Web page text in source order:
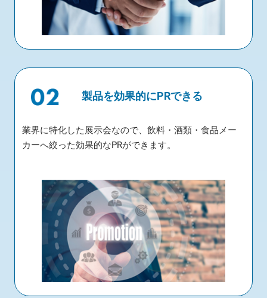
製品を効果的にPRできる
業界に特化した展示会なので、飲料・酒類・食品メー
カーへ絞った効果的なPRができます。